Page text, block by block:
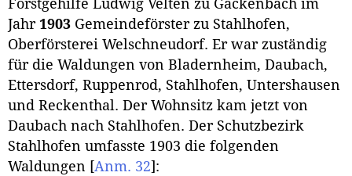
Forstgehilfe Ludwig Velten zu Gackenbach im
Jahr 1903 Gemeindeförster zu Stahlhofen,
Oberförsterei Welschneudorf. Er war zuständig
für die Waldungen von Bladernheim, Daubach,
Ettersdorf, Ruppenrod, Stahlhofen, Untershausen
und Reckenthal. Der Wohnsitz kam jetzt von
Daubach nach Stahlhofen. Der Schutzbezirk
Stahlhofen umfasste 1903 die folgenden
Waldungen [Anm. 32] :